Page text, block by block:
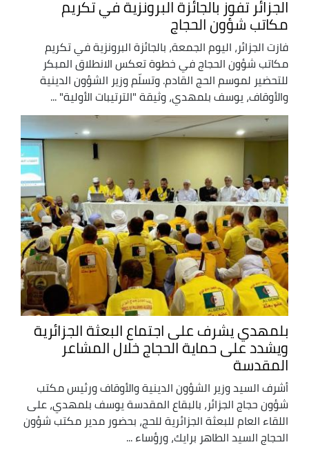
الجزائر تفوز بالجائزة البرونزية في تكريم
مكاتب شؤون الحجاج
فازت الجزائر، اليوم الجمعة، بالجائزة البرونزية في تكريم
مكاتب شؤون الحجاج في خطوة تعكس الانطلاق المبكر
للتحضير لموسم الحج القادم. وتسلّم وزير الشؤون الدينية
والأوقاف، يوسف بلمهدي، وثيقة "الترتيبات الأولية" ...
بلمهدي يشرف على اجتماع البعثة الجزائرية
ويشدد على حماية الحجاج خلال المشاعر
المقدسة
أشرف السيد وزير الشؤون الدينية والأوقاف ورئيس مكتب
شؤون حجاج الجزائر، بالبقاع المقدسة يوسف بلمهدي، على
اللقاء العام للبعثة الجزائرية للحج، بحضور مدير مكتب شؤون
الحجاج السيد الطاهر برايك، ورؤساء ...